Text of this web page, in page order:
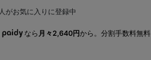
がお気に入りに登録中
なら 月々2,640円から。分割手数料無料